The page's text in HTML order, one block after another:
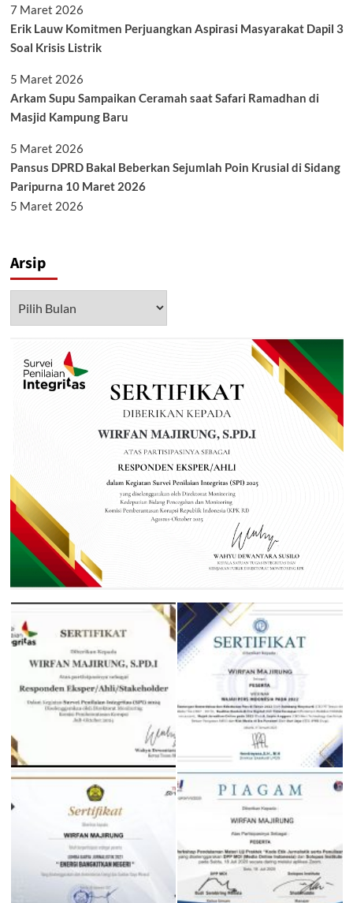
7 Maret 2026
Erik Lauw Komitmen Perjuangkan Aspirasi Masyarakat Dapil 3
Soal Krisis Listrik
5 Maret 2026
Arkam Supu Sampaikan Ceramah saat Safari Ramadhan di
Masjid Kampung Baru
5 Maret 2026
Pansus DPRD Bakal Beberkan Sejumlah Poin Krusial di Sidang
Paripurna 10 Maret 2026
5 Maret 2026
Arsip